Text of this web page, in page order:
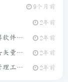
9个月前
2年前
介绍 2年前
介绍 2年前
介绍 2年前